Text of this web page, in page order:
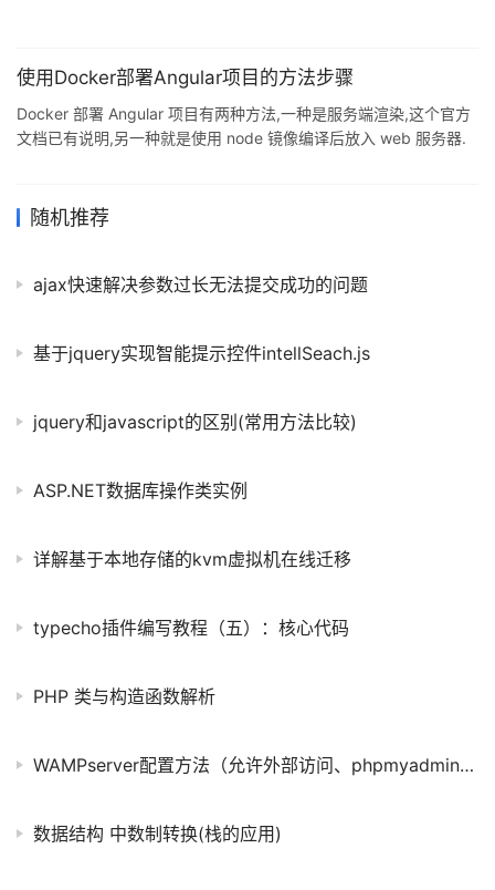
使用Docker部署Angular项目的方法步骤
Docker 部署 Angular 项目有两种方法,一种是服务端渲染,这个官方
文档已有说明,另一种就是使用 node 镜像编译后放入 web 服务器.
const config = { root: __dirname + '/dist', port:
随机推荐
ajax快速解决参数过长无法提交成功的问题
基于jquery实现智能提示控件intellSeach.js
jquery和javascript的区别(常用方法比较)
ASP.NET数据库操作类实例
详解基于本地存储的kvm虚拟机在线迁移
typecho插件编写教程（五）：核心代码
PHP 类与构造函数解析
WAMPserver配置方法（允许外部访问、phpmyadmin设置为输入用户名密码才可登录等）
数据结构 中数制转换(栈的应用)